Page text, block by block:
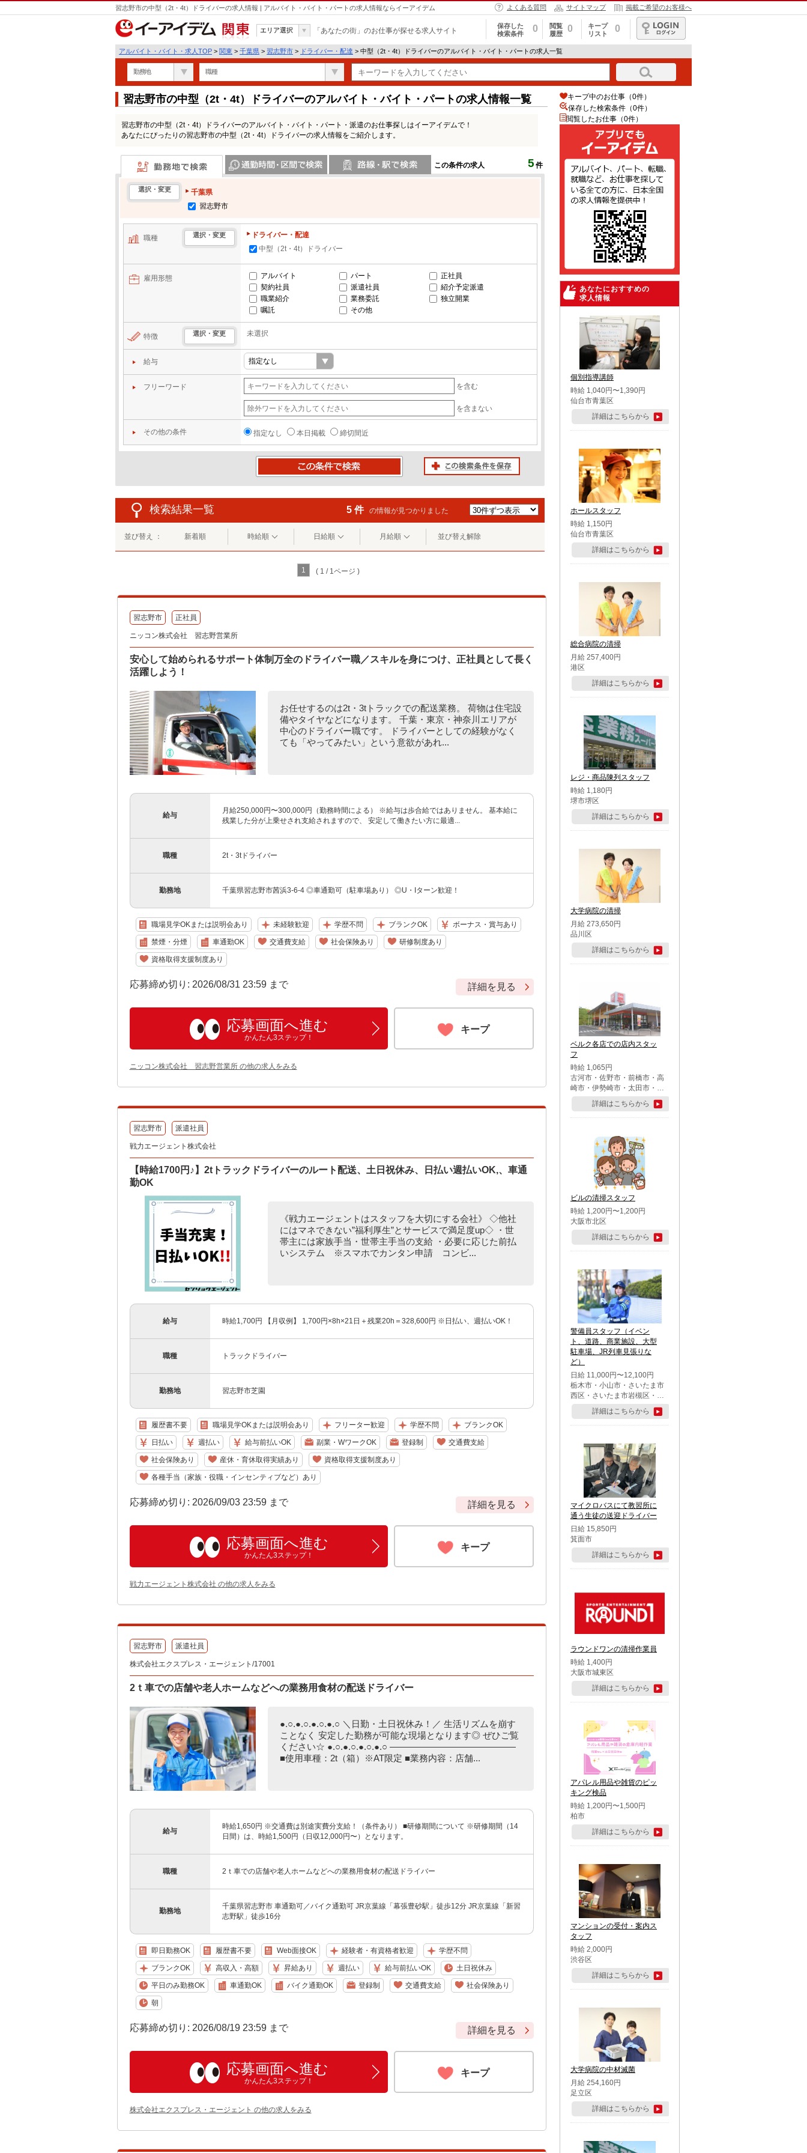
習志野市の中型（2t・4t）ドライバーの求人情報 | アルバイト・バイト・パートの求人情報ならイーアイデム よくある質問 サイトマップ 掲載ご希望のお客様へ
関東
エリア選択 「あなたの街」のお仕事が探せる求人サイト
保存した
検索条件
0
閲覧
履歴
0
キープ
リスト
0
ログイン
アルバイト・バイト・求人TOP > 関東 > 千葉県 > 習志野市 > ドライバー・配達 > 中型（2t・4t）ドライバーのアルバイト・バイト・パートの求人一覧
勤務地 職種
習志野市の中型（2t・4t）ドライバーのアルバイト・バイト・パートの求人情報一覧
習志野市の中型（2t・4t）ドライバーのアルバイト・バイト・パート・派遣のお仕事探しはイーアイデムで！
あなたにぴったりの習志野市の中型（2t・4t）ドライバーの求人情報をご紹介します。
この条件の求人 5 件
勤務地で検索
選択・変更
千葉県
習志野市
職種 選択・変更
ドライバー・配達
中型（2t・4t）ドライバー
雇用形態 アルバイト パート
正社員
契約社員
派遣社員
紹介予定派遣
職業紹介
業務委託
独立開業
嘱託
その他
特徴 選択・変更 未選択
給与
フリーワード を含む
を含まない
その他の条件 指定なし 本日掲載 締切間近
検索結果一覧 5 件 の情報が見つかりました
並び替え ： 新着順 時給順 日給順 月給順 並び替え解除
1 ( 1 / 1ページ )
習志野市 正社員
ニッコン株式会社 習志野営業所
安心して始められるサポート体制万全のドライバー職／スキルを身につけ、正社員として長く
活躍しよう！
お任せするのは2t・3tトラックでの配送業務。 荷物は住宅設
備やタイヤなどになります。 千葉・東京・神奈川エリアが
中心のドライバー職です。 ドライバーとしての経験がなく
ても「やってみたい」という意欲があれ...
給与
月給250,000円〜300,000円（勤務時間による） ※給与は歩合給ではありません。 基本給に
残業した分が上乗せされ支給されますので、 安定して働きたい方に最適...
職種 2t・3tドライバー
勤務地 千葉県習志野市茜浜3-6-4 ◎車通勤可（駐車場あり） ◎U・Iターン歓迎！
職場見学OKまたは説明会あり 未経験歓迎 学歴不問 ブランクOK ボーナス・賞与あり
禁煙・分煙 車通勤OK 交通費支給 社会保険あり 研修制度あり
資格取得支援制度あり
応募締め切り: 2026/08/31 23:59 まで 詳細を見る
応募画面へ進む
かんたん3ステップ！
キープ
ニッコン株式会社 習志野営業所 の他の求人をみる
習志野市 派遣社員
戦力エージェント株式会社
【時給1700円♪】2tトラックドライバーのルート配送、土日祝休み、日払い週払いOK,、車通
勤OK
《戦力エージェントはスタッフを大切にする会社》 ◇他社
にはマネできない”福利厚生”とサービスで満足度up◇ ・世
帯主には家族手当・世帯主手当の支給 ・必要に応じた前払
いシステム ※スマホでカンタン申請 コンビ...
給与 時給1,700円 【月収例】 1,700円×8h×21日＋残業20h＝328,600円 ※日払い、週払いOK！
職種 トラックドライバー
勤務地 習志野市芝園
履歴書不要 職場見学OKまたは説明会あり フリーター歓迎 学歴不問 ブランクOK
日払い 週払い 給与前払いOK 副業・WワークOK 登録制 交通費支給
社会保険あり 産休・育休取得実績あり 資格取得支援制度あり
各種手当（家族・役職・インセンティブなど）あり
応募締め切り: 2026/09/03 23:59 まで 詳細を見る
応募画面へ進む
かんたん3ステップ！
キープ
戦力エージェント株式会社 の他の求人をみる
習志野市 派遣社員
株式会社エクスプレス・エージェント/17001
2ｔ車での店舗や老人ホームなどへの業務用食材の配送ドライバー
●.○.●.○.●.○.●.○ ＼日勤・土日祝休み！／ 生活リズムを崩す
ことなく 安定した勤務が可能な現場となります◎ ぜひご覧
ください☆ ●.○.●.○.●.○.●.○ ――――――――――――――
■使用車種：2t（箱）※AT限定 ■業務内容：店舗...
給与
時給1,650円 ※交通費は別途実費分支給！（条件あり） ■研修期間について ※研修期間（14
日間）は、時給1,500円（日収12,000円〜）となります。
職種 2ｔ車での店舗や老人ホームなどへの業務用食材の配送ドライバー
勤務地
千葉県習志野市 車通勤可／バイク通勤可 JR京葉線「幕張豊砂駅」徒歩12分 JR京葉線「新習
志野駅」徒歩16分
即日勤務OK 履歴書不要 Web面接OK 経験者・有資格者歓迎 学歴不問
ブランクOK 高収入・高額 昇給あり 週払い 給与前払いOK 土日祝休み
平日のみ勤務OK 車通勤OK バイク通勤OK 登録制 交通費支給 社会保険あり
朝
応募締め切り: 2026/08/19 23:59 まで 詳細を見る
応募画面へ進む
かんたん3ステップ！
キープ
株式会社エクスプレス・エージェント の他の求人をみる
キープ中のお仕事（0件）
保存した検索条件（0件）
閲覧したお仕事（0件）
あなたにおすすめの
求人情報
個別指導講師
時給 1,040円〜1,390円
仙台市青葉区
詳細はこちらから
ホールスタッフ
時給 1,150円
仙台市青葉区
詳細はこちらから
総合病院の清掃
月給 257,400円
港区
詳細はこちらから
レジ・商品陳列スタッフ
時給 1,180円
堺市堺区
詳細はこちらから
大学病院の清掃
月給 273,650円
品川区
詳細はこちらから
ベルク各店での店内スタッ
フ
時給 1,065円
古河市・佐野市・前橋市・高
崎市・伊勢崎市・太田市・館
林市・藤岡市・大泉町・さい
たま市北区・川越市・熊谷
市・行田市・秩父市・所沢
市・鶴ケ島市・千葉市中央
区・市川市・松戸市・習志野
市・柏市・流山市・八千代
市・足立区・江戸川区・八王
子市・町田市
詳細はこちらから
ビルの清掃スタッフ
時給 1,200円〜1,200円
大阪市北区
詳細はこちらから
警備員スタッフ（イベン
ト、道路、商業施設、大型
駐車場、JR列車見張りな
ど）
日給 11,000円〜12,100円
栃木市・小山市・さいたま市
西区・さいたま市岩槻区・久
喜市・蓮田市
詳細はこちらから
マイクロバスにて教習所に
通う生徒の送迎ドライバー
日給 15,850円
箕面市
詳細はこちらから
ラウンドワンの清掃作業員
時給 1,400円
大阪市城東区
詳細はこちらから
アパレル用品や雑貨のピッ
キング検品
時給 1,200円〜1,500円
柏市
詳細はこちらから
マンションの受付・案内ス
タッフ
時給 2,000円
渋谷区
詳細はこちらから
大学病院の中材滅菌
月給 254,160円
足立区
詳細はこちらから